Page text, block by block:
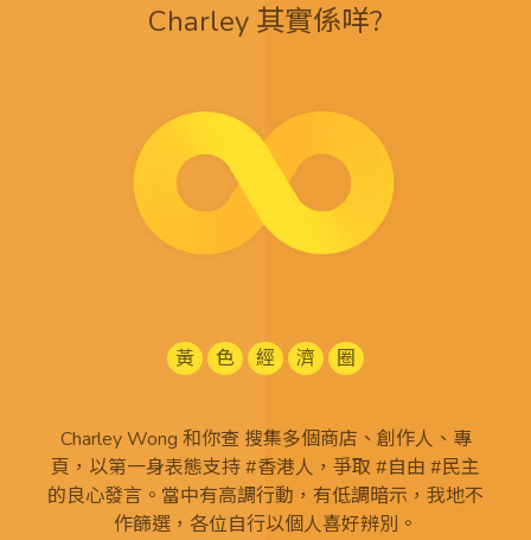
Charley 其實係咩?
黃 色 經 濟 圈
Charley Wong 和你查 搜集多個商店、創作人、專
頁，以第一身表態支持 #香港人，爭取 #自由 #民主
的良心發言。當中有高調行動，有低調暗示，我地不
作篩選，各位自行以個人喜好辨別。